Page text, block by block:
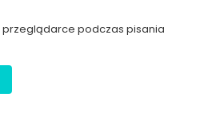
podczas pisania